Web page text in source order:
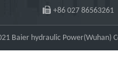
 +86 027 86563261
Baier hydraulic Power(Wuhan)